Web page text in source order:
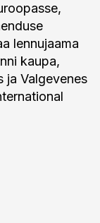
lennujaama
kaupa,
ja Valgevenes